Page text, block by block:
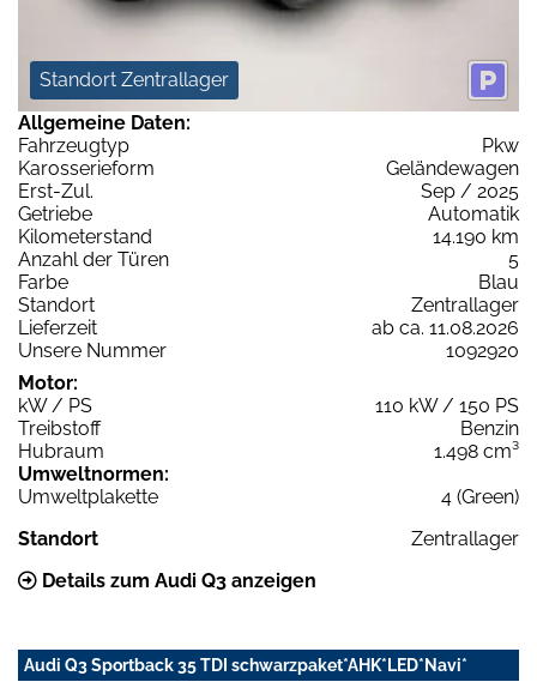
Standort Zentrallager
Allgemeine Daten:
Fahrzeugtyp
Pkw
Karosserieform
Geländewagen
Erst-Zul.
Sep / 2025
Getriebe
Automatik
Kilometerstand
14.190 km
Anzahl der Türen
5
Farbe
Blau
Standort
Zentrallager
Lieferzeit
ab ca. 11.08.2026
Unsere Nummer
1092920
Motor:
kW / PS
110 kW / 150 PS
Treibstoff
Benzin
Hubraum
1.498 cm³
Umweltnormen:
Umweltplakette
4 (Green)
Standort
Zentrallager
Details zum Audi Q3 anzeigen
Audi Q3 Sportback 35 TDI schwarzpaket*AHK*LED*Navi*